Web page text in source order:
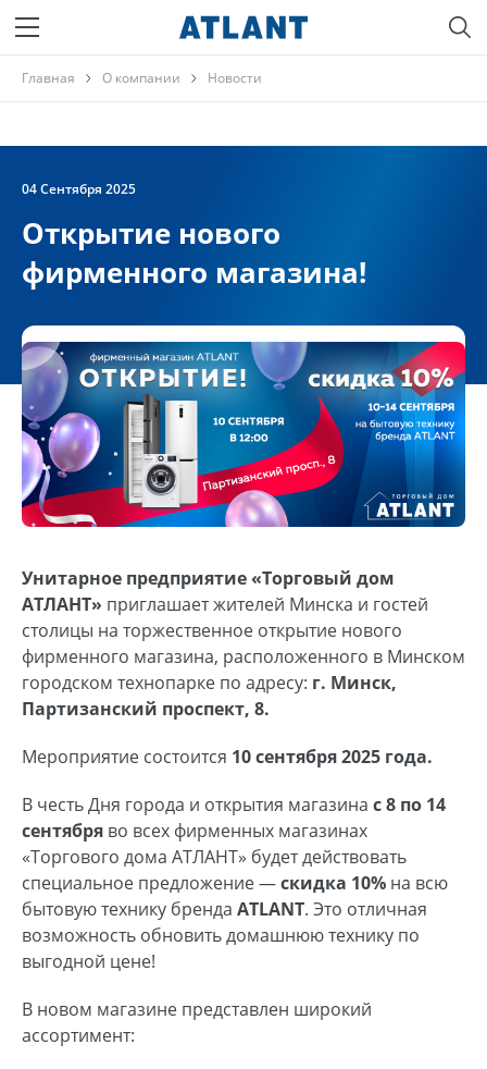
Главная О компании Новости
04 Сентября 2025
Открытие нового
фирменного магазина!
Унитарное предприятие «Торговый дом
АТЛАНТ» приглашает жителей Минска и гостей
столицы на торжественное открытие нового
фирменного магазина, расположенного в Минском
городском технопарке по адресу: г. Минск,
Партизанский проспект, 8.
Мероприятие состоится 10 сентября 2025 года.
В честь Дня города и открытия магазина с 8 по 14
сентября во всех фирменных магазинах
«Торгового дома АТЛАНТ» будет действовать
специальное предложение —скидка 10% на всю
бытовую технику бренда ATLANT. Это отличная
возможность обновить домашнюю технику по
выгодной цене!
В новом магазине представлен широкий
ассортимент: